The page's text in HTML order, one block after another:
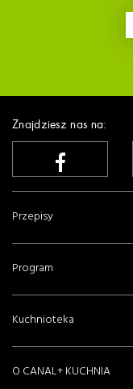
Znajdziesz nas na:
Przepisy
Program
Kuchnioteka
O CANAL+ KUCHNIA